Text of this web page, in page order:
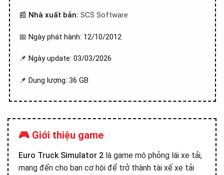
📰 Nhà xuất bản: SCS Software
📅 Ngày phát hành: 12/10/2012
📌 Ngày update: 03/03/2026
📌 Dung lượng: 36 GB
🎮 Giới thiệu game
Euro Truck Simulator 2 là game mô phỏng lái xe tải,
mang đến cho bạn cơ hội để trở thành tài xế xe tải